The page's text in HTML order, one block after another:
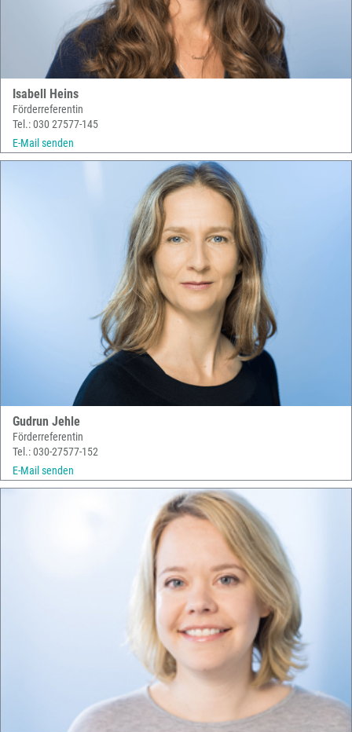
Isabell Heins
Förderreferentin
Tel.: 030 27577-145
E-Mail senden
Gudrun Jehle
Förderreferentin
Tel.: 030-27577-152
E-Mail senden